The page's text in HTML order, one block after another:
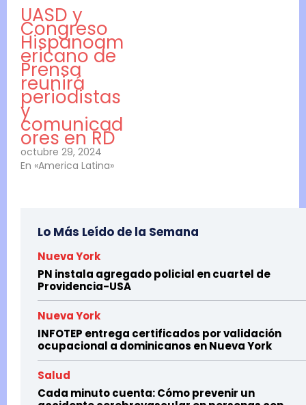
UASD y
Congreso
Hispanoam
ericano de
Prensa
reunirá
periodistas
y
comunicad
ores en RD
octubre 29, 2024
En «America Latina»
Lo Más Leído de la Semana
Nueva York
PN instala agregado policial en cuartel de
Providencia-USA
Nueva York
INFOTEP entrega certificados por validación
ocupacional a dominicanos en Nueva York
Salud
Cada minuto cuenta: Cómo prevenir un